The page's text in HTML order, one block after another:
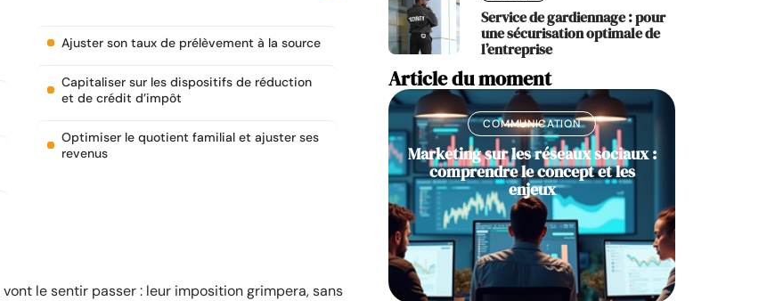
Ajuster son taux de prélèvement à la source
Capitaliser sur les dispositifs de réduction
et de crédit d’impôt
Optimiser le quotient familial et ajuster ses
revenus
vont le sentir passer : leur imposition grimpera, sans
Service de gardiennage : pour
une sécurisation optimale de
l’entreprise
Article du moment
COMMUNICATION
Marketing sur les réseaux sociaux :
comprendre le concept et les
enjeux